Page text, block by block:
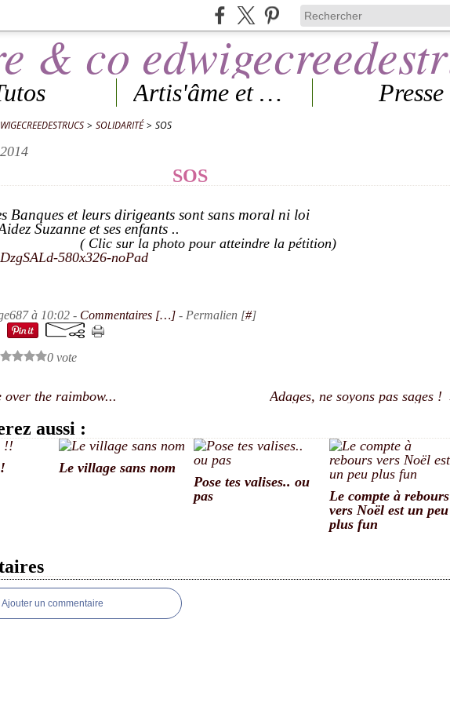
Artis'âme et Expos Presse
> SOLIDARITÉ > SOS
SOS
Banques et leurs dirigeants sont sans moral ni loi
et ses enfants ..
la photo pour atteindre la pétition)
à 10:02 - Commentaires […] - Permalien [#]
0 vote
over the raimbow... Adages, ne soyons pas sages !
aussi :
Le village sans nom
Pose tes valises.. ou
pas
Le compte à rebours
vers Noël est un peu
plus fun
Ajouter un commentaire